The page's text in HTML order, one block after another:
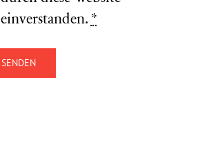
einverstanden. *